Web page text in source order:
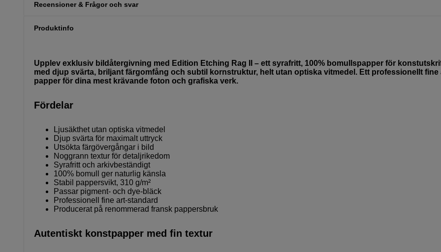
Recensioner & Frågor och svar
Produktinfo
Upplev exklusiv bildåtergivning med Edition Etching Rag II – ett syrafritt, 100% bomullspapper för
med djup svärta, briljant färgomfång och subtil kornstruktur, helt utan optiska vitmedel. Ett professionellt fine
papper för dina mest krävande foton och grafiska verk.
Fördelar
Ljusäkthet utan optiska vitmedel
Djup svärta för maximalt uttryck
Utsökta färgövergångar i bild
Noggrann textur för detaljrikedom
Syrafritt och arkivbeständigt
100% bomull ger naturlig känsla
Stabil pappersvikt, 310 g/m²
Passar pigment- och dye-bläck
Professionell fine art-standard
Producerat på renommerad fransk pappersbruk
Autentiskt konstpapper med fin textur